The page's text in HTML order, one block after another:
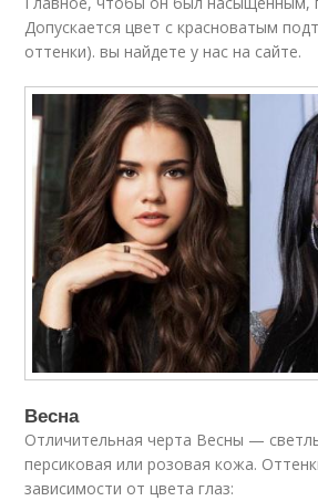
Допускается цвет с красноватым
оттенки). вы найдете у нас на сайте.
Весна
Отличительная черта Весны —
персиковая или розовая кожа.
зависимости от цвета глаз: